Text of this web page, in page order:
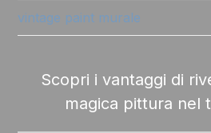
vintage paint murale
Scopri i vantaggi di
magica pittura nel